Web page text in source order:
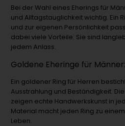
Bei der Wahl eines Eherings für
und Alltagstauglichkeit wichtig. Ein
und zur eigenen Persönlichkeit
dabei viele Vorteile: Sie sind
jedem Anlass.
Goldene Eheringe für
Ein goldener Ring für Herren
Ausstrahlung und Beständigkeit. Die
zeigen echte Handwerkskunst in
Material macht jeden Ring zu
Leben.